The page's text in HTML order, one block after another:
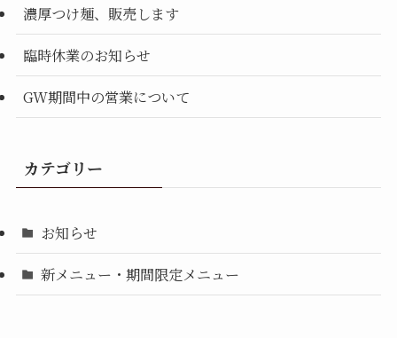
濃厚つけ麺、販売します
臨時休業のお知らせ
GW期間中の営業について
カテゴリー
お知らせ
新メニュー・期間限定メニュー